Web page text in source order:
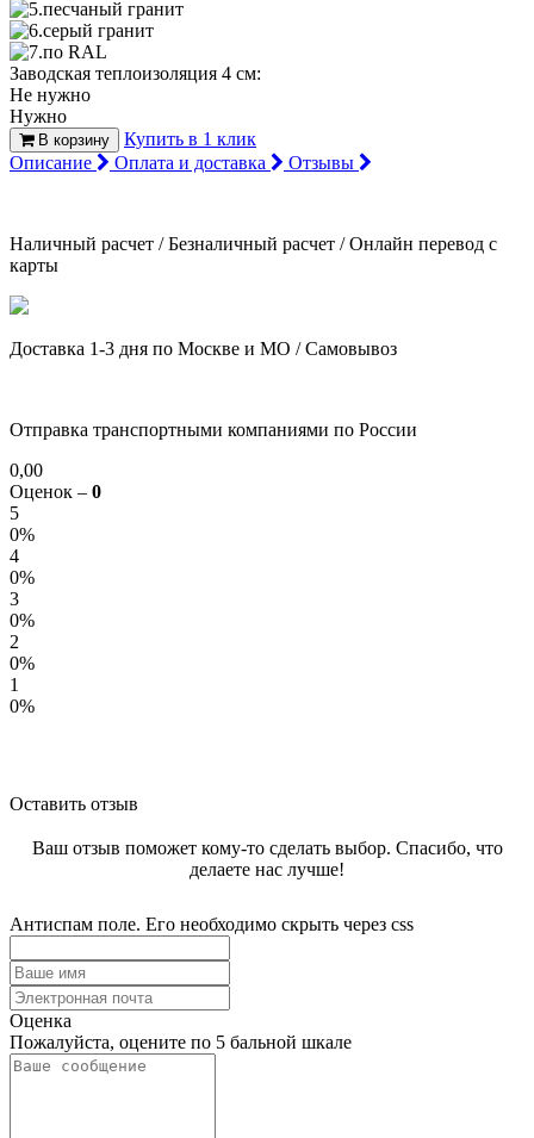
Заводская теплоизоляция 4 см:
Не нужно
Нужно
В корзину
Купить в 1 клик
Описание
Оплата и доставка Отзывы
Наличный расчет / Безналичный расчет / Онлайн перевод с
карты
Доставка 1-3 дня по Москве и МО / Самовывоз
Отправка транспортными компаниями по России
0,00
Оценок – 0
5
0%
4
0%
3
0%
2
0%
1
0%
Оставить отзыв
Ваш отзыв поможет кому-то сделать выбор. Спасибо, что
делаете нас лучше!
Антиспам поле. Его необходимо скрыть через css
Оценка
Пожалуйста, оцените по 5 бальной шкале